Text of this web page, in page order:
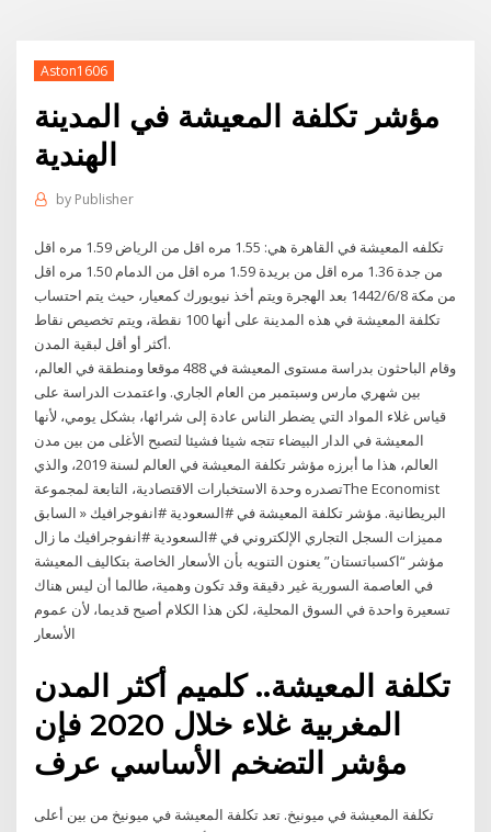
Aston1606
مؤشر تكلفة المعيشة في المدينة
الهندية
by Publisher
تكلفه المعيشة في القاهرة هي: 1.55 مره اقل من الرياض 1.59 مره اقل
من جدة 1.36 مره اقل من بريدة 1.59 مره اقل من الدمام 1.50 مره اقل
من مكة 8‏‏/6‏‏/1442 بعد الهجرة ويتم أخذ نيويورك كمعيار، حيث يتم احتساب
تكلفة المعيشة في هذه المدينة على أنها 100 نقطة، ويتم تخصيص نقاط
أكثر أو أقل لبقية المدن.
وقام الباحثون بدراسة مستوى المعيشة في 488 موقعا ومنطقة في العالم،
بين شهري مارس وسبتمبر من العام الجاري. واعتمدت الدراسة على
قياس غلاء المواد التي يضطر الناس عادة إلى شرائها، بشكل يومي، لأنها
المعيشة في الدار البيضاء تتجه شيئا فشيئا لتصبح الأغلى من بين مدن
العالم، هذا ما أبرزه مؤشر تكلفة المعيشة في العالم لسنة 2019، والذي
تصدره وحدة الاستخبارات الاقتصادية، التابعة لمجموعةThe Economist
البريطانية. مؤشر تكلفة المعيشة في #السعودية #انفوجرافيك « السابق
مميزات السجل التجاري الإلكتروني في #السعودية #انفوجرافيك ما زال
مؤشر “اكسباتستان” يعنون التنويه بأن الأسعار الخاصة بتكاليف المعيشة
في العاصمة السورية غير دقيقة وقد تكون وهمية، طالما أن ليس هناك
تسعيرة واحدة في السوق المحلية، لكن هذا الكلام أصبح قديما، لأن عموم
الأسعار
تكلفة المعيشة.. كلميم أكثر المدن
المغربية غلاء خلال 2020 فإن
مؤشر التضخم الأساسي عرف
تكلفة المعيشة في ميونيخ. تعد تكلفة المعيشة في ميونيخ من بين أعلى